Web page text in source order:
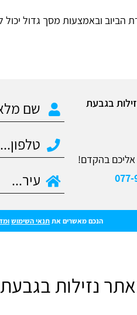
הביוב ובאמצעות מסך גדול
בגבעת
אליכם בהקדם!
077-
הנכם מאשרים אתתנאי השימוש
נזילות